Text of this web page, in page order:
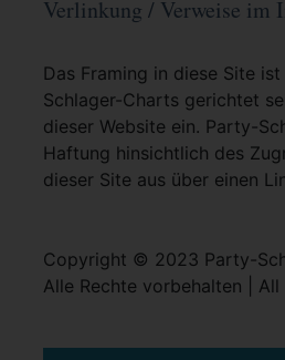
Verlinkung / Verweise im
Das Framing in diese Site
Schlager-Charts gerichtet
dieser Website ein. Party-
Haftung hinsichtlich des
dieser Site aus über einen
Copyright © 2023 Party-
Alle Rechte vorbehalten |